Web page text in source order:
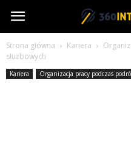
360interactive.pl
Strona główna Kariera
służbowych
Kariera Organizacja pracy podczas